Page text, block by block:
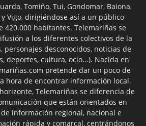
Tomiño, Tui, Gondomar, Baiona,
Vigo, dirigiéndose así a un público
420.000 habitantes. Telemariñas se
a los diferentes colectivos de la
personajes desconocidos, noticias de
deportes, cultura, ocio...). Nacida en
pretende dar un poco de
hora de encontrar información local.
Telemariñas se diferencia de
que están orientados en
información regional, nacional e
rápida y comarcal, centrándonos